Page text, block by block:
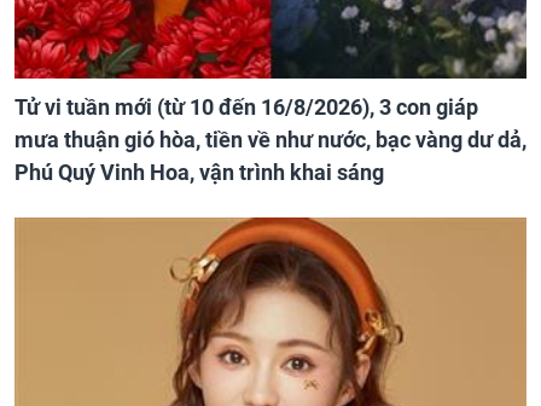
Tử vi tuần mới (từ 10 đến 16/8/2026), 3 con giáp
mưa thuận gió hòa, tiền về như nước, bạc vàng dư dả,
Phú Quý Vinh Hoa, vận trình khai sáng